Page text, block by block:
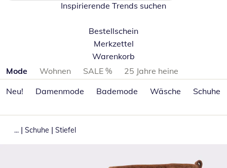
Inspirierende Trends suchen
Bestellschein
Merkzettel
Warenkorb
Produktkategorien überspringen
Mode Wohnen SALE %
25 Jahre heine
Neu!
Damenmode Bademode Wäsche Schuhe
... | Schuhe | Stiefel